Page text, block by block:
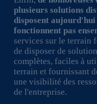
plusieurs solutions
disposent
fonctionnent pas
services sur le terrain
de disposer de
complètes, faciles à
terrain et fournissant
une visibilité des
de l'entreprise.